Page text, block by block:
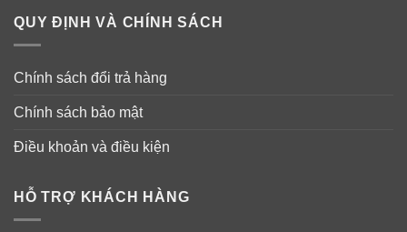
QUY ĐỊNH VÀ CHÍNH SÁCH
Chính sách đổi trả hàng
Chính sách bảo mật
Điều khoản và điều kiện
HỖ TRỢ KHÁCH HÀNG